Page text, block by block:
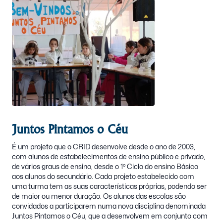
Juntos Pintamos o Céu
É um projeto que o CRID desenvolve desde o ano de 2003,
com alunos de estabelecimentos de ensino público e privado,
de vários graus de ensino, desde o 1º Ciclo do ensino Básico
aos alunos do secundário. Cada projeto estabelecido com
uma turma tem as suas características próprias, podendo ser
de maior ou menor duração. Os alunos das escolas são
convidados a participarem numa nova disciplina denominada
Juntos Pintamos o Céu, que a desenvolvem em conjunto com